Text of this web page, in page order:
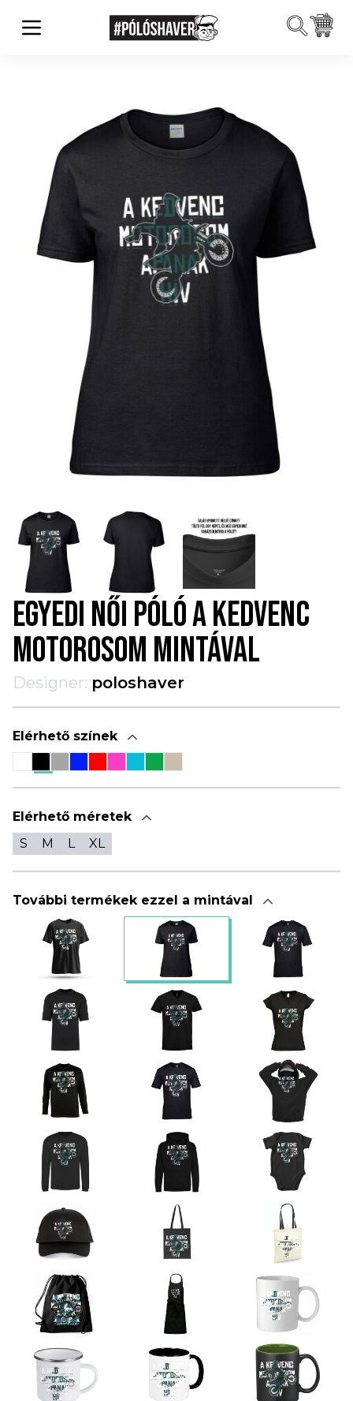
EGYEDI NŐI PÓLÓ A KEDVENC
MOTOROSOM MINTÁVAL
Designer: poloshaver
Elérhető színek
Elérhető méretek
S
M L XL
További termékek ezzel a mintával